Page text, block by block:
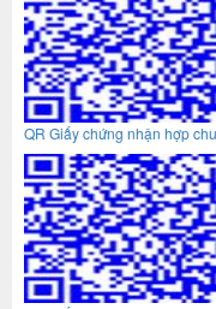
QR Giấy chứng nhận hợp